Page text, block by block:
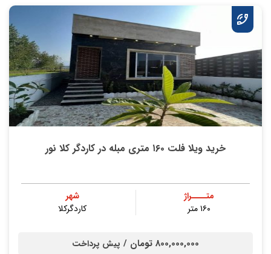
خرید ویلا فلت ۱۶۰ متری مبله در کاردگر کلا نور
متــــراژ
۱۶۰ متر
شهر
کاردگرکلا
800,000,000 تومان / پیش پرداخت